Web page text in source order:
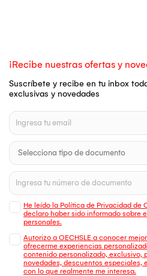
¡Recibe nuestras ofertas y
Suscríbete y recibe en tu inbox
exclusivas y novedades
He leído la Política de Privacidad de
declaro haber sido informado sobre
personales.
Autorizo a OECHSLE a conocer
ofrecerme experiencias
contenido personalizado, exclusivo,
novedades, descuentos especiales,
con lo que realmente me interesa.